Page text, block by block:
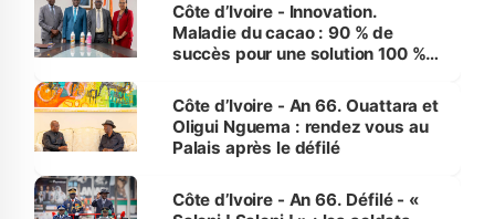
Côte d’Ivoire - Innovation.
Maladie du cacao : 90 % de
succès pour une solution 100 %
Côte d’Ivoire - An 66. Ouattara et
Oligui Nguema : rendez vous au
Palais après le défilé
Côte d’Ivoire - An 66. Défilé - «